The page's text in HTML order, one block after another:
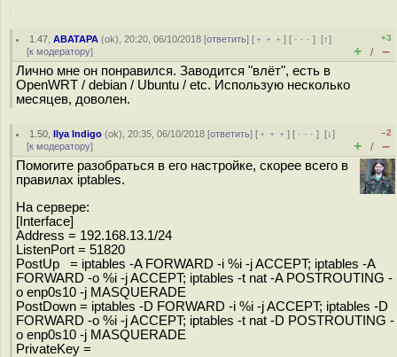
1.47 ,ABATAPA (ok), 20:20, 06/10/2018 [ответить] [ ﹢﹢﹢] [ · · ·][↑]
[к модератору]
+3
+ / –
Лично мне он понравился. Заводится "влёт", есть в
OpenWRT / debian / Ubuntu / etc. Использую несколько
месяцев, доволен.
1.50 ,Ilya Indigo (ok), 20:35, 06/10/2018 [ответить] [ ﹢﹢﹢] [ · · ·][↓]
[к модератору]
–2
+ / –
Помогите разобраться в его настройке, скорее всего в
правилах iptables.
На сервере:
[Interface]
Address = 192.168.13.1/24
ListenPort = 51820
PostUp = iptables -A FORWARD -i %i -j ACCEPT; iptables -A
FORWARD -o %i -j ACCEPT; iptables -t nat -A POSTROUTING -
o enp0s10 -j MASQUERADE
PostDown = iptables -D FORWARD -i %i -j ACCEPT; iptables -D
FORWARD -o %i -j ACCEPT; iptables -t nat -D POSTROUTING -
o enp0s10 -j MASQUERADE
PrivateKey =